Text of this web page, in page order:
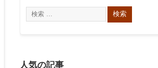
人気の記事